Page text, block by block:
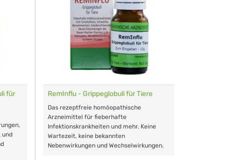
für
und
RemInflu - Grippeglobuli für Tiere
Das rezeptfreie homöopathische
Arzneimittel für fieberhafte
Infektionskrankheiten und mehr. Keine
Wartezeit, keine bekannten
Nebenwirkungen und Wechselwirkungen.